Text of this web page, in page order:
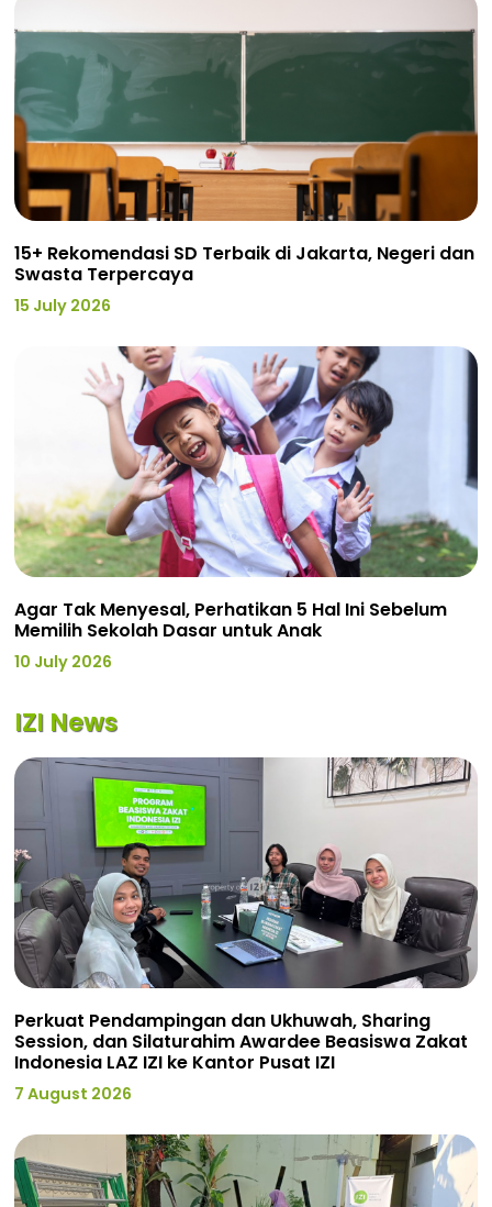
15+ Rekomendasi SD Terbaik di Jakarta, Negeri dan
Swasta Terpercaya
15 July 2026
Agar Tak Menyesal, Perhatikan 5 Hal Ini Sebelum
Memilih Sekolah Dasar untuk Anak
10 July 2026
IZI News
Perkuat Pendampingan dan Ukhuwah, Sharing
Session, dan Silaturahim Awardee Beasiswa Zakat
Indonesia LAZ IZI ke Kantor Pusat IZI
7 August 2026